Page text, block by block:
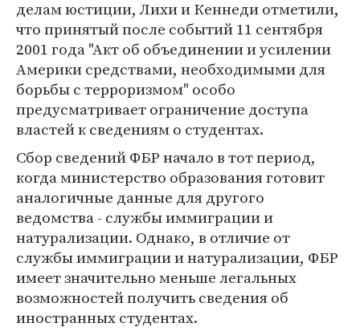
делам юстиции, Лихи и Кеннеди отметили,
что принятый после событий 11 сентября
2001 года "Акт об объединении и усилении
Америки средствами, необходимыми для
борьбы с терроризмом" особо
предусматривает ограничение доступа
властей к сведениям о студентах.
Сбор сведений ФБР начало в тот период,
когда министерство образования готовит
аналогичные данные для другого
ведомства - службы иммиграции и
натурализации. Однако, в отличие от
службы иммиграции и натурализации, ФБР
имеет значительно меньше легальных
возможностей получить сведения об
иностранных студентах.